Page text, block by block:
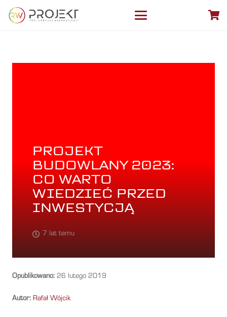
PROJEKT
BUDOWLANY 2023:
CO WARTO
WIEDZIEĆ PRZED
INWESTYCJĄ
7 lat temu
Opublikowano: 26 lutego 2019
Autor: Rafał Wójcik